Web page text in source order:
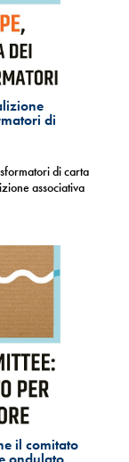
di
di carta
associativa
il comitato